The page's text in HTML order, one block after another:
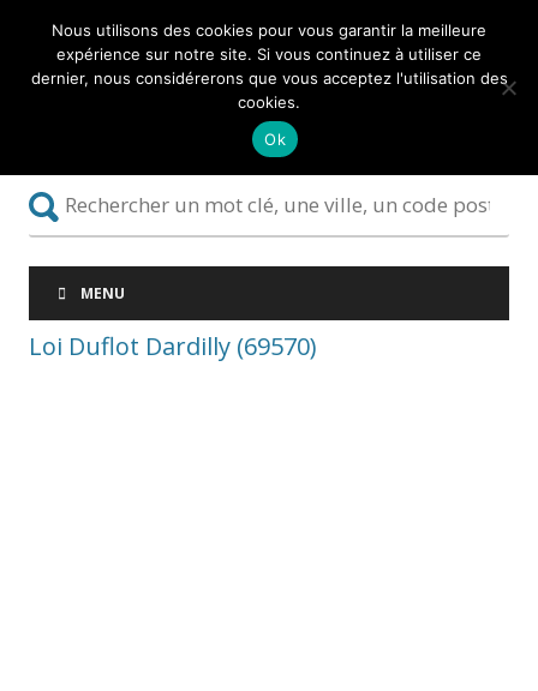
MENU
Loi Duflot Dardilly (69570)
Nous utilisons des cookies pour vous garantir la meilleure
expérience sur notre site. Si vous continuez à utiliser ce
dernier, nous considérerons que vous acceptez l'utilisation des
cookies.
Ok